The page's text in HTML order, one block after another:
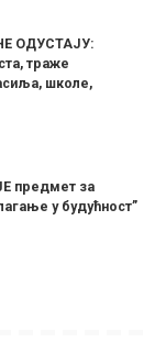
ОДУСТАЈУ:
траже
школе,
предмет за
у будућност”